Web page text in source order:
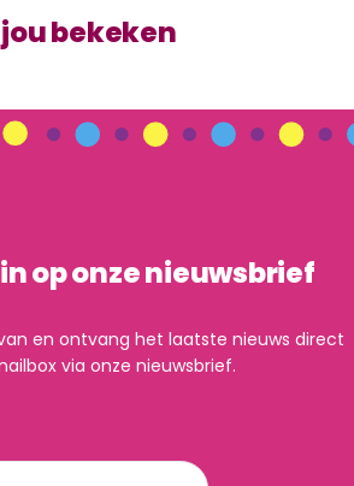
bekeken
op onze nieuwsbrief
en ontvang het laatste nieuws direct
via onze nieuwsbrief.